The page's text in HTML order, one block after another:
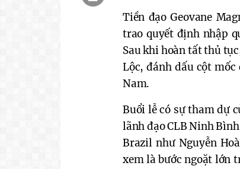
Tiền đạo Geovane
trao quyết định nhập
Sau khi hoàn tất thủ
Lộc, đánh dấu cột
Nam.
Buổi lễ có sự tham dự
lãnh đạo CLB Ninh
Brazil như Nguyễn
xem là bước ngoặt lớn